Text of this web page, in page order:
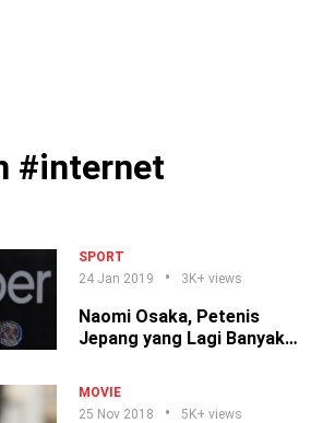
#internet
SPORT
24 Jan 2019
3K+ views
Naomi Osaka, Petenis
Jepang yang Lagi Banyak
MOVIE
25 Nov 2018
5K+ views